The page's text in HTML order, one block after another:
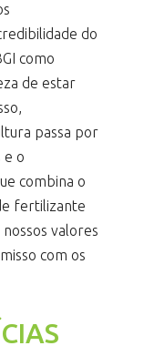
do
como
de estar
passa por
e o
combina o
fertilizante
valores
com os